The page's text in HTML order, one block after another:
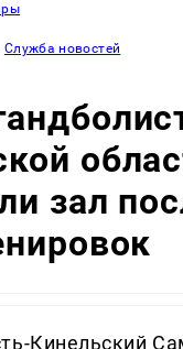
Служба новостей
зал
Кинельский